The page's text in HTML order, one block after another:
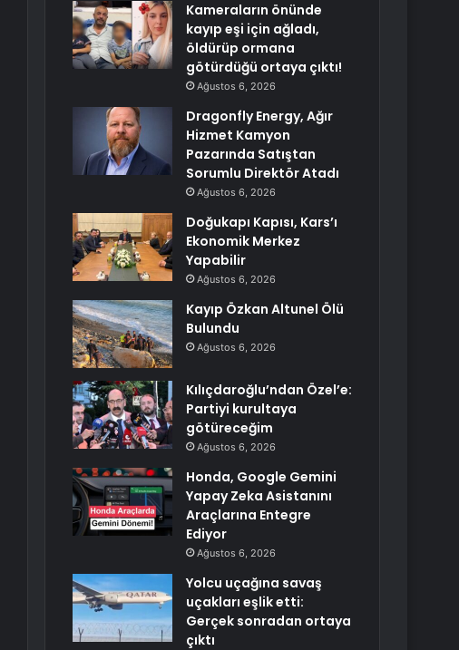
Kameraların önünde
kayıp eşi için ağladı,
öldürüp ormana
götürdüğü ortaya çıktı!
Ağustos 6, 2026
Dragonfly Energy, Ağır
Hizmet Kamyon
Pazarında Satıştan
Sorumlu Direktör Atadı
Ağustos 6, 2026
Doğukapı Kapısı, Kars’ı
Ekonomik Merkez
Yapabilir
Ağustos 6, 2026
Kayıp Özkan Altunel Ölü
Bulundu
Ağustos 6, 2026
Kılıçdaroğlu’ndan Özel’e:
Partiyi kurultaya
götüreceğim
Ağustos 6, 2026
Honda, Google Gemini
Yapay Zeka Asistanını
Araçlarına Entegre
Ediyor
Ağustos 6, 2026
Yolcu uçağına savaş
uçakları eşlik etti:
Gerçek sonradan ortaya
çıktı